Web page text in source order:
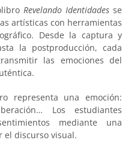
Revelando Identidadesse
artísticas con herramientas
Desde la captura y
la postproducción, cada
las emociones del
representa una emoción:
Los estudiantes
mediante una
el discurso visual.